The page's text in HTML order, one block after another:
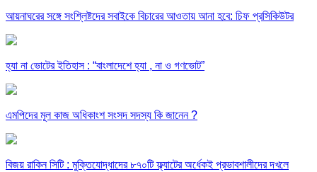
আয়নাঘরের সঙ্গে সংশ্লিষ্টদের সবাইকে বিচারের আওতায় আনা হবে: চিফ প্রসিকিউটর
হ্যা না ভোটের ইতিহাস : “বাংলাদেশে হ্যা , না ও গণভোট”
এমপিদের মূল কাজ অধিকাংশ সংসদ সদস্য কি জানেন ?
বিজয় রাকিন সিটি : মুক্তিযোদ্ধাদের ৮৭০টি ফ্ল্যাটের অর্ধেকই প্রভাবশালীদের দখলে